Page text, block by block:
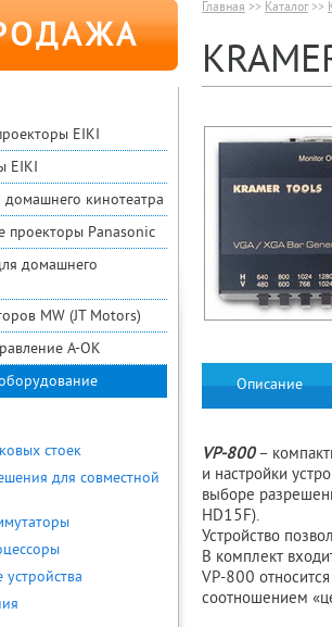
EIKI
EIKI
домашнего кинотеатра
проекторы Panasonic
домашнего
MW (JT Motors)
A-OK
стоек
для совместной
устройства
Главная >> Каталог>>
Описание
VP­-800–
и настройки
выборе
HD15F).
Устройство
В комплект
VP­-800
соотношением